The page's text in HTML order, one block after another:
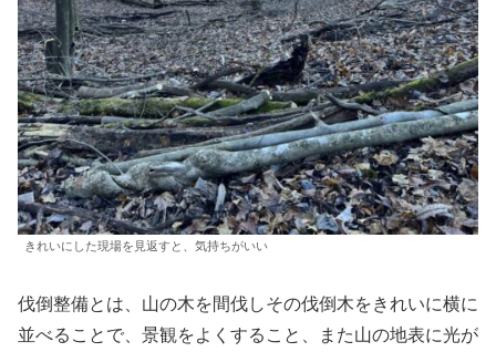
きれいにした現場を見返すと、気持ちがいい
伐倒整備とは、山の木を間伐しその伐倒木をきれいに横に
並べることで、景観をよくすること、また山の地表に光が